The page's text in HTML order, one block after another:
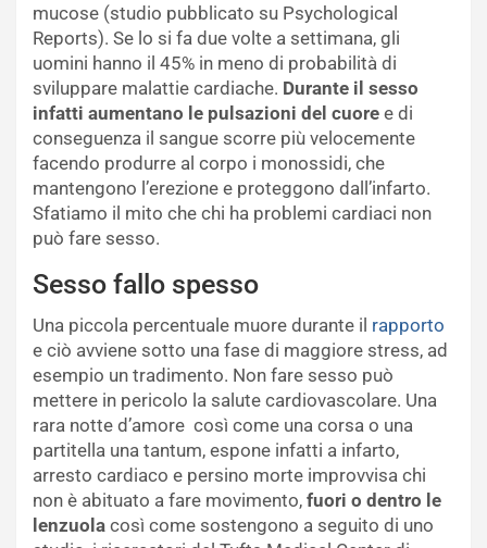
mucose (studio pubblicato su Psychological
Reports). Se lo si fa due volte a settimana, gli
uomini hanno il 45% in meno di probabilità di
sviluppare malattie cardiache. Durante il sesso
infatti aumentano le pulsazioni del cuore e di
conseguenza il sangue scorre più velocemente
facendo produrre al corpo i monossidi, che
mantengono l’erezione e proteggono dall’infarto.
Sfatiamo il mito che chi ha problemi cardiaci non
può fare sesso.
Sesso fallo spesso
Una piccola percentuale muore durante il rapporto
e ciò avviene sotto una fase di maggiore stress, ad
esempio un tradimento. Non fare sesso può
mettere in pericolo la salute cardiovascolare. Una
rara notte d’amore così come una corsa o una
partitella una tantum, espone infatti a infarto,
arresto cardiaco e persino morte improvvisa chi
non è abituato a fare movimento, fuori o dentro le
lenzuola così come sostengono a seguito di uno